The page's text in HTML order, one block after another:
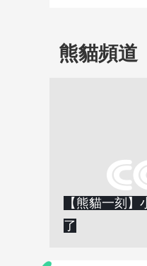
熊貓頻道
【熊貓一刻】
了